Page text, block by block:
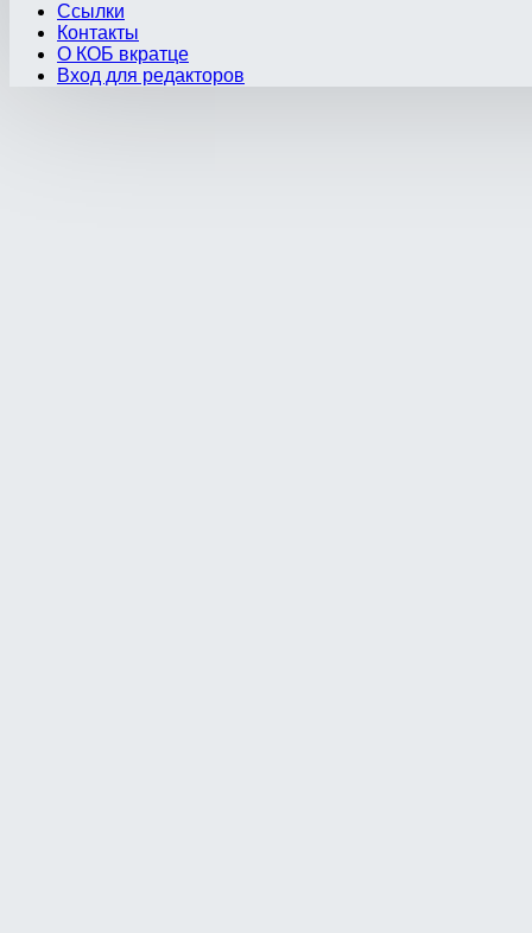
Ссылки
Контакты
О КОБ вкратце
Вход для редакторов